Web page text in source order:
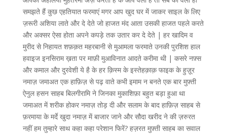
समझते हैं कुछ एहतियात फरमाएं मगर आप खुद घर में जाकर साइल के लिए
ज़रूरी अशिया लाते और दे देते जो हाजत मंद आता उसकी हाजत पहले करते
और अक्सर ऐसा होता अपने कपड़े तक उतार कर दे देते | हर खादिम व
मुरीद से निहायत शफ़क़त महरबानी से मुआमला फरमाते उनकी पुरशिश हाल
हवाइज इनसिराम ख़ता पर माफ़ी मुआविनात आदते करीमा थी | कसरे नफ़्स
और कमाल और दुरवेशी ये है के हर क़िस्म के इस्तेहक़ाक़ फाइक के हुज़ूर
नमाज़ जमाअत एक हाफ़िज़ से पढ़ वाते कभी इमाम न बनते एक बार मुफ़्ती
ऐनुल हसन साहब बिलगीरामि ने जिनका मुकाशिफ़ा बहुत बड़ा हुआ था
जमाअत में शरीक होकर नमाज़ तोड़ दी और सलाम के बाद हाफ़िज़ साहब से
फ़रमाया के मर्दे खुदा नमाज़ में बाजार जाने और सौदा खरीद ने की ज़रुरत
नहीं हम तुम्हारे साथ कहा कहा परेशान फिरें? हज़रत मुफ़्ती साहब का सवाल